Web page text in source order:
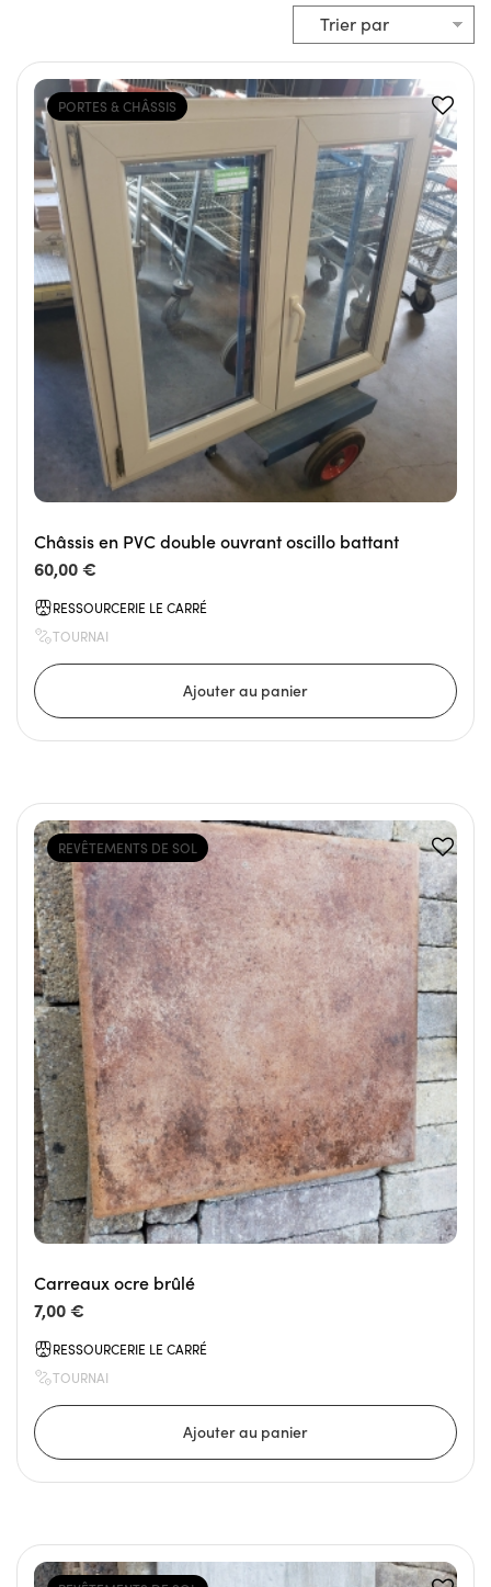
PORTES & CHÂSSIS
Châssis en PVC double ouvrant oscillo battant
60,00 €
RESSOURCERIE LE CARRÉ
TOURNAI
REVÊTEMENTS DE SOL
Carreaux ocre brûlé
7,00 €
RESSOURCERIE LE CARRÉ
TOURNAI